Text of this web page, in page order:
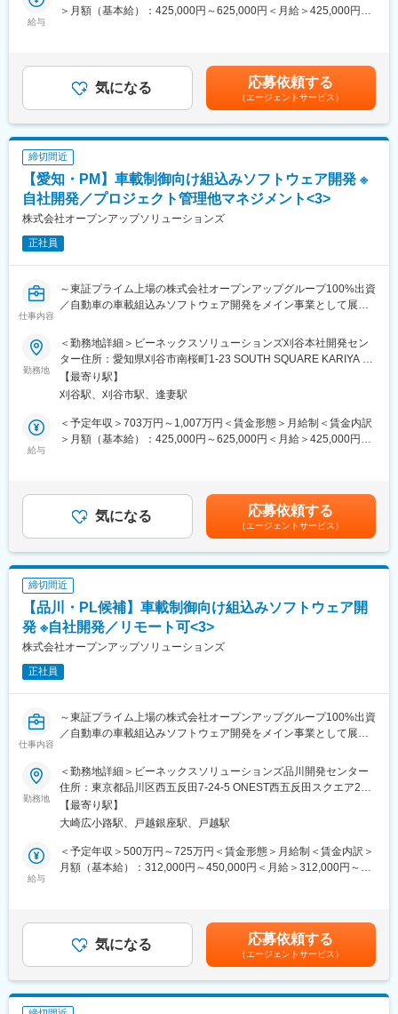
籍しています。採用も経験値、年齢も幅広い方を採用する方針で
らスタートし、ベテランの方は本人希望に応じ上流工程から担当
する、またCOBOL経験者の方であれば、COBOL案件からスター
トし、徐々にオープン系の案件にシフトする等、各人に合わせた
案件を用意しています。
主な業務内容は以下の通りです
・故障診断（ダイアグ）機能やフェールセーフ機能の設計・実装
・変速制御に関わる制御ソフトウェアの開発
・ISO／SAE規格に準拠した診断通信ソフトウェアの開発
・その他車載制御向け組込みソフトウェア開発等
※選考を通じて適切なプロジェクトを選出させていただきます
■担当工程
・プロジェクトの推進及び、要員、品質、課題、リスク管理を担
管理
・顧客折衝
■主なツール
OS：Windows
言語：C言語
その他：AUTOSAR CP（DaVinci）、機能安全（26262）、A-
SPICE、Simulink
を持ちながら幅広い技術領域で開発をリードし、エンジニアが成
長できる環境と働きやすさを両立する独立系SIerです。
当社は大手自動車部品メーカーを主要顧客とし、幅広い領域で技
術面において開発をリードしており、チームで技術課題を解決し
ながら、要件定義から設計・実装まで一貫した開発を行うため、
豊富な開発経験を通じてスキルを磨くことができます。さらに定
期的なフィードバックを通じて成長をサポートします。
当社では、エンジニアが働きやすく開発に専念できる環境を整え
ています。トップダウンではなく上下関係にとらわれずに役割を
い製品を生み出すために、上司・部下の間でも相談し合える風通
しの良さを重視しています。
変更の範囲：会社の定める業務
給与
＞月額（基本給）：425,000円～625,000円＜月給＞425,000円～
金額であり、選考を通じて上下する可能性があります。月給(月額)
は固定手当を含めた表記です。
気になる 応募依頼する
（エージェントサービス）
締切間近
【愛知・PM】車載制御向け組込みソフトウェア開発 ※
自社開発／プロジェクト管理他マネジメント<3>
株式会社オープンアップソリューションズ
正社員
仕事内容
～東証プライム上場の株式会社オープンアップグループ100%出資
／自動車の車載組込みソフトウェア開発をメイン事業として展開
■仕事内容
自社拠点の開発メンバーとして車載制御ソフトウェアの機能開発
業務を担当いただきます。
■プロジェクト例
主な業務内容は以下の通りです
・故障診断（ダイアグ）機能やフェールセーフ機能の設計・実装
・変速制御に関わる制御ソフトウェアの開発
・ISO／SAE規格に準拠した診断通信ソフトウェアの開発
・その他車載制御向け組込みソフトウェア開発等
※選考を通じて適切なプロジェクトを選出させていただきます
■担当工程
・プロジェクトの推進及び要員、品質、課題、リスク管理担当
・顧客折衝
・メンバー、リーダー育成、チームビルディング
■主なツール
OS：Windows
言語：C言語
ツール：CANoe等
SPICE、Simulink
長できる環境と働きやすさを両立する独立系SIerです。
術面において開発をリードしており、チームで技術課題を解決し
ながら、要件定義から設計・実装まで一貫した開発を行うため、
勤務地
＜勤務地詳細＞ビーネックスソリューションズ刈谷本社開発セン
ター住所：愛知県刈谷市南桜町1-23 SOUTH SQUARE KARIYA 2
階受動喫煙対策：屋内全面禁煙変更の範囲：会社の定める事業所
（リモートワーク含む）
【最寄り駅】
刈谷駅、刈谷市駅、逢妻駅
給与
＜予定年収＞703万円～1,007万円＜賃金形態＞月給制＜賃金内訳
＞月額（基本給）：425,000円～625,000円＜月給＞425,000円～
金額であり、選考を通じて上下する可能性があります。月給(月額)
は固定手当を含めた表記です。
気になる 応募依頼する
（エージェントサービス）
締切間近
【品川・PL候補】車載制御向け組込みソフトウェア開
発 ※自社開発／リモート可<3>
株式会社オープンアップソリューションズ
正社員
仕事内容
～東証プライム上場の株式会社オープンアップグループ100%出資
／自動車の車載組込みソフトウェア開発をメイン事業として展開
■仕事内容：
自社拠点の開発メンバーとして車載制御ソフトウェアの機能開発
業務を担当いただきます。
■プロジェクト例：
主な業務内容は以下の通りです。
・故障診断（ダイアグ）機能やフェールセーフ機能の設計・実装
・変速制御に関わる制御ソフトウェアの開発
・ISO／SAE規格に準拠した診断通信ソフトウェアの開発
・その他車載制御向け組込みソフトウェア開発 等
勤務地
＜勤務地詳細＞ビーネックスソリューションズ品川開発センター
住所：東京都品川区西五反田7-24-5 ONEST西五反田スクエア2
階・4階受動喫煙対策：屋内全面禁煙変更の範囲：会社の定める事
業所（リモートワーク含む）
【最寄り駅】
大崎広小路駅、戸越銀座駅、戸越駅
給与
＜予定年収＞500万円～725万円＜賃金形態＞月給制＜賃金内訳＞
月額（基本給）：312,000円～450,000円＜月給＞312,000円～
金額であり、選考を通じて上下する可能性があります。月給(月額)
は固定手当を含めた表記です。
気になる 応募依頼する
（エージェントサービス）